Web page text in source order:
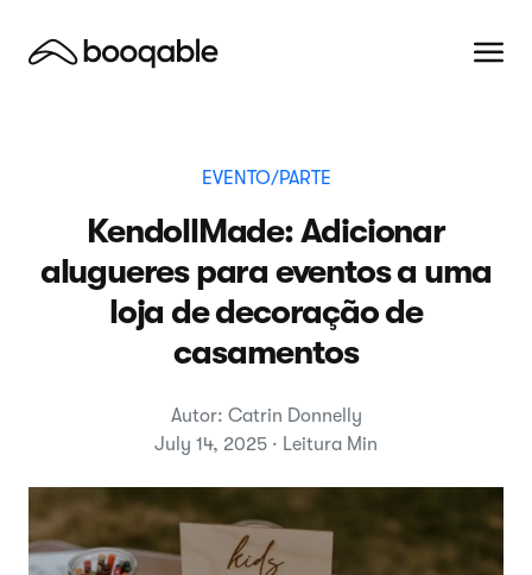
EVENTO/PARTE
KendollMade: Adicionar
alugueres para eventos a uma
loja de decoração de
casamentos
Autor: Catrin Donnelly
July 14, 2025 · Leitura Min